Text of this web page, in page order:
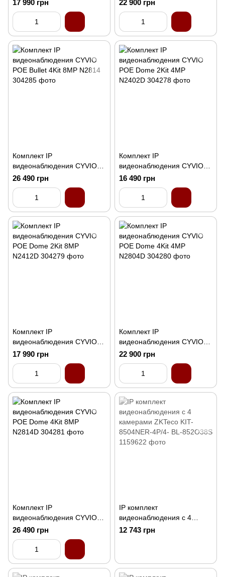
17 990 грн 22 900 грн
Комплект IP
видеонаблюдения CYVIO
POE Bullet 4Kit 8MP N2814
26 490 грн
Комплект IP
видеонаблюдения CYVIO
POE Dome 2Kit 4MP
N2402D
16 490 грн
Комплект IP
видеонаблюдения CYVIO
POE Dome 2Kit 8MP
N2412D
17 990 грн
Комплект IP
видеонаблюдения CYVIO
POE Dome 4Kit 4MP
N2804D
22 900 грн
Комплект IP
видеонаблюдения CYVIO
POE Dome 4Kit 8MP
N2814D
26 490 грн
IP комплект
видеонаблюдения с 4
камерами ZKTeco KIT-
12 743 грн